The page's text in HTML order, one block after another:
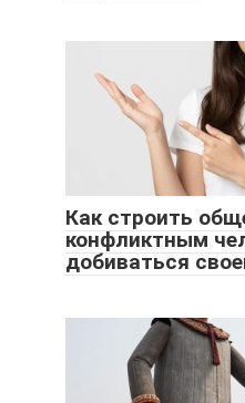
Как строить
конфликтным
добиваться